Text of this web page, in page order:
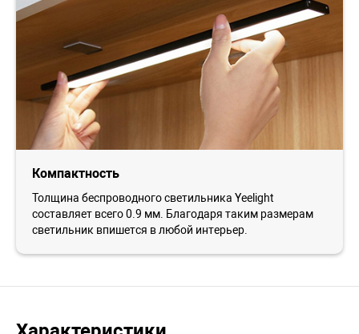
Компактность
Толщина беспроводного светильника Yeelight
составляет всего 0.9 мм. Благодаря таким размерам
светильник впишется в любой интерьер.